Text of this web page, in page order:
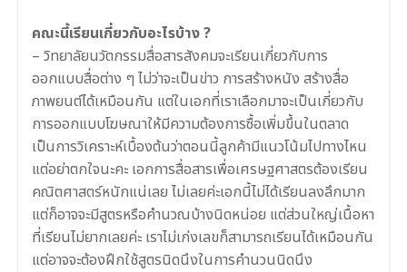
คณะนี้เรียนเกี่ยวกับอะไรบ้าง ?
– วิทยาลัยนวัตกรรมสื่อสารสังคมจะเรียนเกี่ยวกับการ
ออกแบบสื่อต่าง ๆ ไม่ว่าจะเป็นข่าว การสร้างหนัง สร้างสื่อ
ภาพยนต์ได้เหมือนกัน แต่ในเอกที่เราเลือกมาจะเป็นเกี่ยวกับ
การออกแบบโฆษณาให้มีความต้องการซื้อเพิ่มขึ้นในตลาด
เป็นการวิเคราะห์เบื้องต้นว่าตอนนี้ลูกค้ามีแนวโน้มไปทางไหน
แต่อย่าตกใจนะคะ เอกการสื่อสารเพื่อเศรษฐศาสตรต้องเรียน
คณิตศาสตร์หนักแน่เลย ไม่เลยค่ะเอกนี้ไม่ได้เรียนลงลึกมาก
แต่ก็อาจจะมีสูตรหรือคำนวณบ้างนิดหน่อย แต่ส่วนใหญ่เนื้อหา
ที่เรียนไม่ยากเลยค่ะ เราไม่เก่งเลขก็สามารถเรียนได้เหมือนกัน
แต่อาจจะต้องฝึกใช้สูตรนิดนึงในการคำนวนนิดนึง